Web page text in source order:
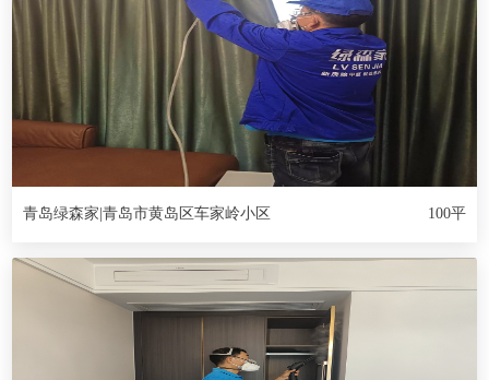
青岛绿森家|青岛市黄岛区车家岭小区 100平